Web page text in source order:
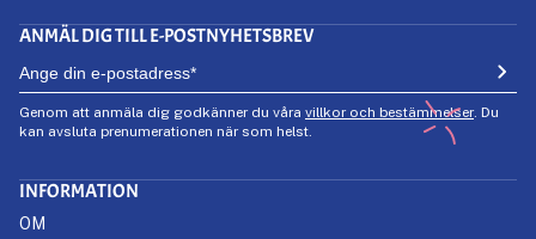
ANMÄL DIG TILL E-POSTNYHETSBREV
Genom att anmäla dig godkänner du våra villkor och bestämmelser. Du
kan avsluta prenumerationen när som helst.
INFORMATION
OM